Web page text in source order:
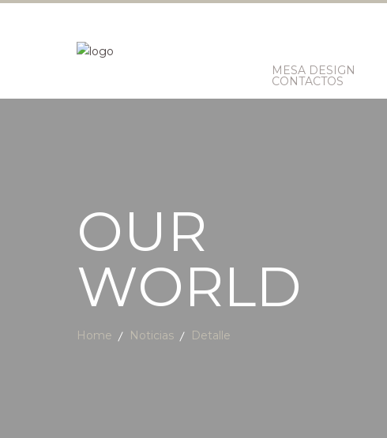
MESA DESIGN
CONTACTOS
OUR
WORLD
Home Noticias Detalle